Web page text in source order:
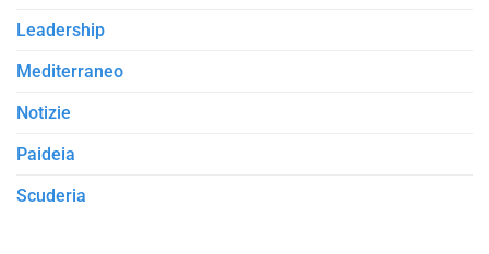
Leadership
Mediterraneo
Notizie
Paideia
Scuderia